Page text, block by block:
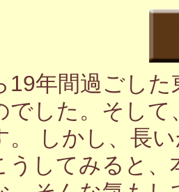
19年間過ごし
でした。そし
。 しかし、長
うしてみると